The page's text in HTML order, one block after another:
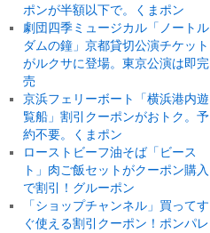
ポンが半額以下で。くまポン
劇団四季ミュージカル「ノートル
ダムの鐘」京都貸切公演チケット
がルクサに登場。東京公演は即完
売
京浜フェリーボート「横浜港内遊
覧船」割引クーポンがおトク。予
約不要。くまポン
ローストビーフ油そば「ビース
ト」肉ご飯セットがクーポン購入
で割引！グルーポン
「ショップチャンネル」買ってす
ぐ使える割引クーポン！ポンパレ